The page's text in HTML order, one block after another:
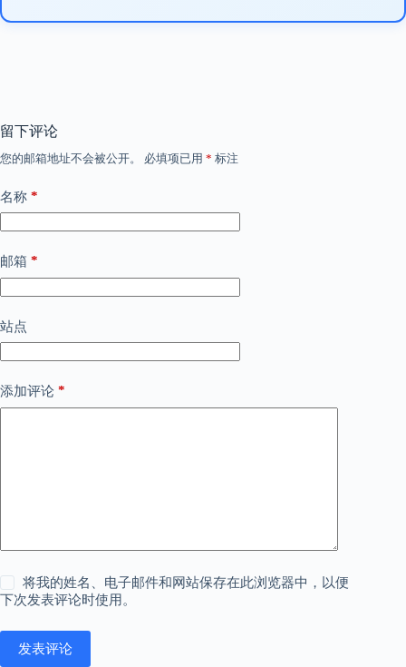
留下评论
您的邮箱地址不会被公开。 必填项已用 * 标注
名称 *
邮箱 *
站点
添加评论 *
将我的姓名、电子邮件和网站保存在此浏览器中，以便
下次发表评论时使用。
发表评论